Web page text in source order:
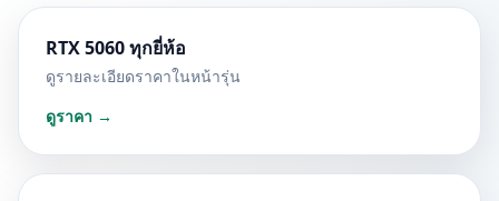
RTX 5060 ทุกยี่ห้อ
ดูรายละเอียดราคาในหน้ารุ่น
ดูราคา →